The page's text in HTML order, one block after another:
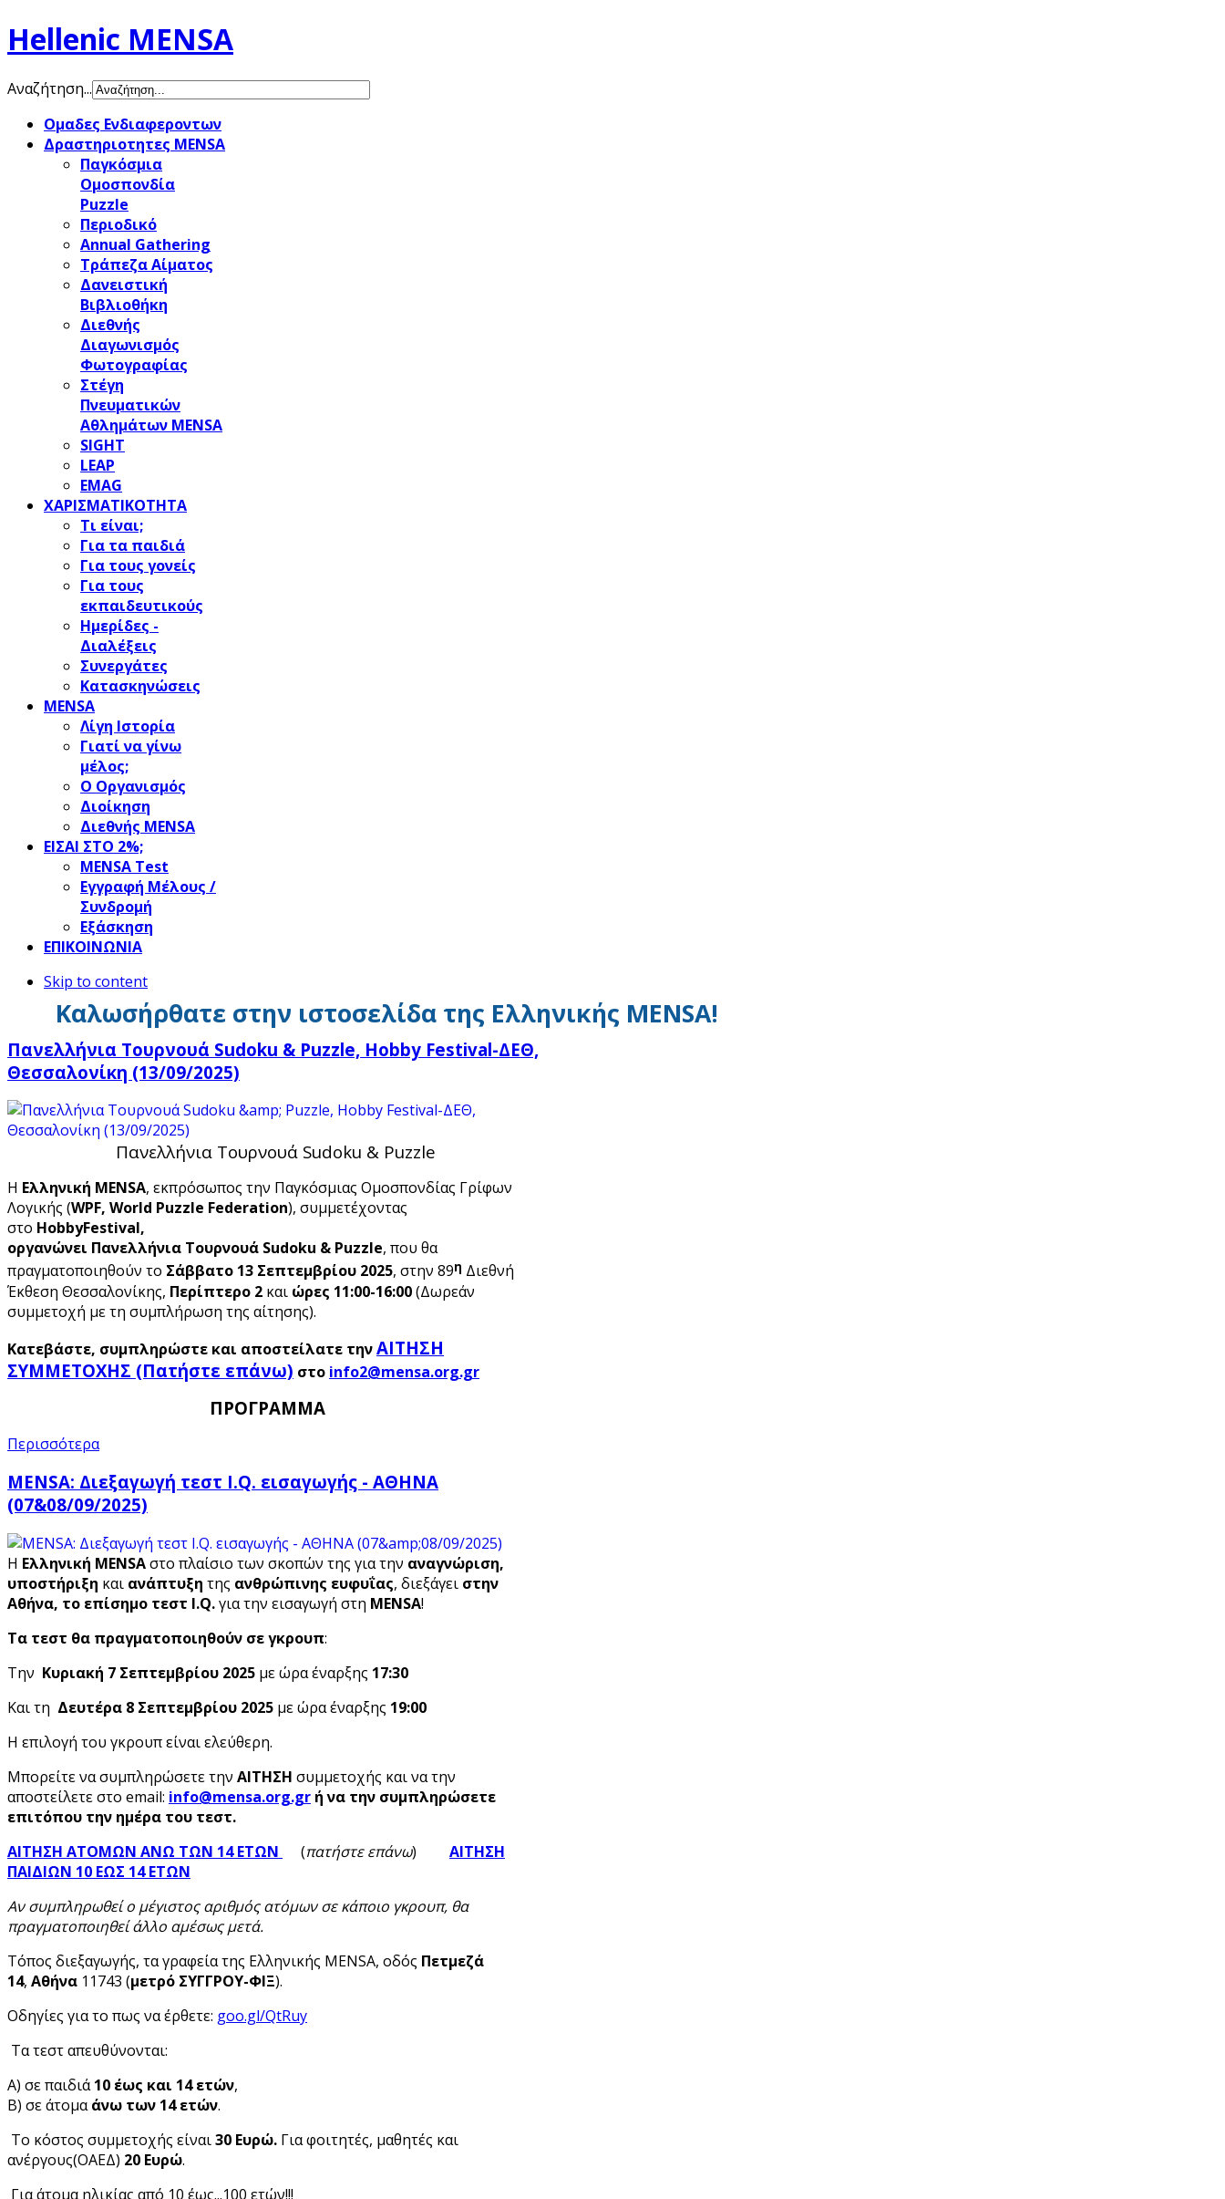
Hellenic MENSA
Αναζήτηση...
Ομαδες Ενδιαφεροντων
Δραστηριοτητες MENSA
Παγκόσμια
Ομοσπονδία
Puzzle
Περιοδικό
Annual Gathering
Τράπεζα Αίματος
Δανειστική
Βιβλιοθήκη
Διεθνής
Διαγωνισμός
Φωτογραφίας
Στέγη
Πνευματικών
Αθλημάτων MENSA
SIGHT
LEAP
EMAG
ΧΑΡΙΣΜΑΤΙΚΟΤΗΤΑ
Τι είναι;
Για τα παιδιά
Για τους γονείς
Για τους
εκπαιδευτικούς
Ημερίδες -
Διαλέξεις
Συνεργάτες
Κατασκηνώσεις
MENSA
Λίγη Ιστορία
Γιατί να γίνω
μέλος;
Ο Οργανισμός
Διοίκηση
Διεθνής MENSA
ΕΙΣΑΙ ΣΤΟ 2%;
ΜΕΝSΑ Test
Εγγραφή Μέλους /
Συνδρομή
Εξάσκηση
ΕΠΙΚΟΙΝΩΝΙΑ
Skip to content
Καλωσήρθατε στην ιστοσελίδα της Ελληνικής MENSA!
Πανελλήνια Τουρνουά Sudoku & Puzzle, Hobby Festival-ΔΕΘ,
Θεσσαλονίκη (13/09/2025)
Πανελλήνια Τουρνουά Sudoku & Puzzle
Η Ελληνική MENSA, εκπρόσωπος την Παγκόσμιας Ομοσπονδίας Γρίφων
Λογικής (WPF, World Puzzle Federation), συμμετέχοντας
στο HobbyFestival,
οργανώνει Πανελλήνια Τουρνουά Sudoku & Puzzle, που θα
πραγματοποιηθούν το Σάββατο 13 Σεπτεμβρίου 2025, στην 89η Διεθνή
Έκθεση Θεσσαλονίκης, Περίπτερο 2 και ώρες 11:00-16:00(Δωρεάν
συμμετοχή με τη συμπλήρωση της αίτησης).
Κατεβάστε, συμπληρώστε και αποστείλατε τηνΑΙΤΗΣΗ
ΣΥΜΜΕΤΟΧΗΣ (Πατήστε επάνω) στο
ΠΡΟΓΡΑΜΜΑ
Περισσότερα
MENSA: Διεξαγωγή τεστ I.Q. εισαγωγής - ΑΘΗΝΑ
(07&08/09/2025)
Η Ελληνική MENSAστο πλαίσιο των σκοπών της για την αναγνώριση,
υποστήριξη και ανάπτυξη της ανθρώπινης ευφυΐας, διεξάγει στην
Αθήνα, το επίσημο τεστ I.Q.για την εισαγωγή στη MENSA!
Τα τεστ θα πραγματοποιηθούν σε γκρουπ:
Την Κυριακή 7 Σεπτεμβρίου 2025 με ώρα έναρξης 17:30
Και τη Δευτέρα 8 Σεπτεμβρίου 2025 με ώρα έναρξης 19:00
Η επιλογή του γκρουπ είναι ελεύθερη.
Μπορείτε να συμπληρώσετε την ΑΙΤΗΣΗ συμμετοχής και να την
αποστείλετε στο email: info@mensa.org.gr ή να την συμπληρώσετε
επιτόπου την ημέρα του τεστ.
ΑΙΤΗΣΗ ΑΤΟΜΩΝ ΑΝΩ ΤΩΝ 14 ΕΤΩΝ
(πατήστε επάνω) ΑΙΤΗΣΗ
ΠΑΙΔΙΩΝ 10 ΕΩΣ 14 ΕΤΩΝ
Αν συμπληρωθεί ο μέγιστος αριθμός ατόμων σε κάποιο γκρουπ, θα
πραγματοποιηθεί άλλο αμέσως μετά.
Τόπος διεξαγωγής, τα γραφεία της Ελληνικής MENSA, οδός Πετμεζά
14, Αθήνα 11743 (μετρό ΣΥΓΓΡΟΥ-ΦΙΞ).
Οδηγίες για το πως να έρθετε: goo.gl/QtRuy
Τα τεστ απευθύνονται:
Α) σε παιδιά10 έως και 14 ετών,
Β) σε άτομαάνω των 14 ετών.
Το κόστος συμμετοχής είναι30 Ευρώ. Για φοιτητές, μαθητές και
ανέργους(ΟΑΕΔ) 20 Ευρώ.
Για άτομα ηλικίας από 10 έως...100 ετών!!!